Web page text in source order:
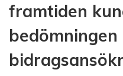
framtiden
bedömningen